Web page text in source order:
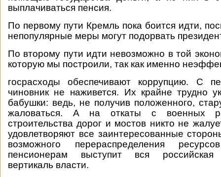
выплачиваться пенсия.
По первому пути Кремль пока боится идти,
непопулярные меры могут подорвать
По второму пути идти невозможно в той
которую мы построили, так как именно
госрасходы обеспечивают коррупцию. С
чиновник не наживется. Их крайне трудно
бабушки: ведь, не получив положенного,
жаловаться. А на откаты с военных
строительства дорог и мостов никто не
удовлетворяют все заинтересованные
возможного перераспределения
пенсионерам выступит вся российская
вертикаль власти.